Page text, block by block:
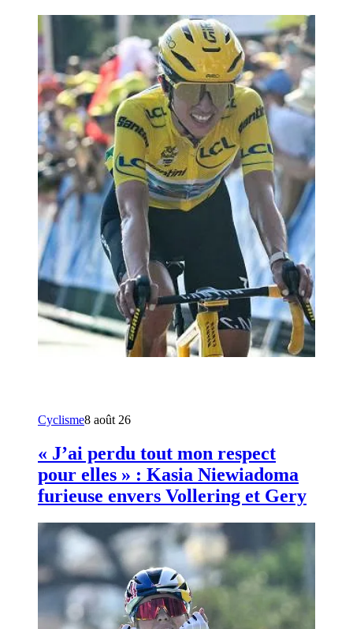
Cyclisme8 août 26
« J’ai perdu tout mon respect
pour elles » : Kasia Niewiadoma
furieuse envers Vollering et Gery